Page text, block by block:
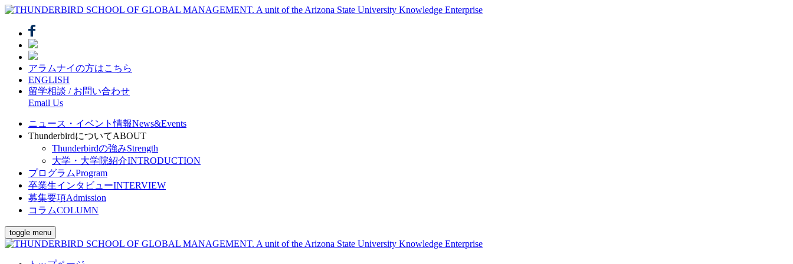
アラムナイの方はこちら
ENGLISH
留学相談 / お問い合わせ
Email Us
ニュース・イベント情報News&Events
ThunderbirdについてABOUT
Thunderbirdの強みStrength
大学・大学院紹介INTRODUCTION
プログラムProgram
卒業生インタビューINTERVIEW
募集要項Admission
コラムCOLUMN
toggle menu